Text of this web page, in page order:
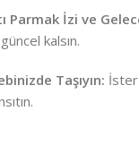
Parmak İzi ve
kalsın.
Taşıyın: